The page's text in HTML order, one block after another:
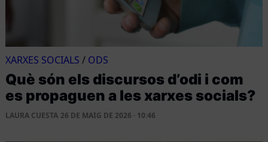
XARXES SOCIALS / ODS
Què són els discursos d’odi i com
es propaguen a les xarxes socials?
LAURA CUESTA 26 DE MAIG DE 2026 · 10:46